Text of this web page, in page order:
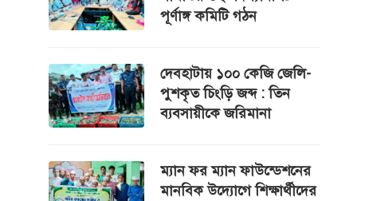
পূর্ণাঙ্গ কমিটি গঠন
দেবহাটায় ১০০ কেজি জেলি-
পুশকৃত চিংড়ি জব্দ : তিন
ব্যবসায়ীকে জরিমানা
ম্যান ফর ম্যান ফাউন্ডেশনের
মানবিক উদ্যোগে শিক্ষার্থীদের